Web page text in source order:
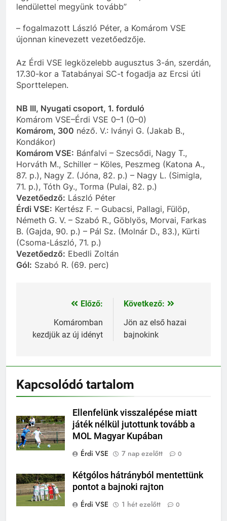
lendülettel megyünk tovább”
– fogalmazott László Péter, a Komárom VSE
újonnan kinevezett vezetőedzője.
Az Érdi VSE legközelebb augusztus 3-án, szerdán,
17.30-kor a Tatabányai SC-t fogadja az Ercsi úti
Sporttelepen.
NB III, Nyugati csoport, 1. forduló
Komárom VSE–Érdi VSE 0–1 (0–0)
Komárom, 300 néző. V.: Iványi G. (Jakab B.,
Kondákor)
Komárom VSE: Bánfalvi – Szecsődi, Nagy T.,
Horváth M., Schiller – Köles, Peszmeg (Katona A.,
87. p.), Nagy Z. (Jóna, 82. p.) – Nagy L. (Simigla,
71. p.), Tóth Gy., Torma (Pulai, 82. p.)
Vezetőedző: László Péter
Érdi VSE: Kertész F. – Gubacsi, Pallagi, Fülöp,
Németh G. V. – Szabó R., Göblyös, Morvai, Farkas
B. (Gajda, 90. p.) – Pál Sz. (Molnár D., 83.), Kürti
(Csoma-László, 71. p.)
Vezetőedző: Ebedli Zoltán
Gól: Szabó R. (69. perc)
Bejegyzés
navigáció
Előző:
Komáromban
kezdjük az új idényt
Következő:
Jön az első hazai
bajnokink
Kapcsolódó tartalom
Ellenfelünk visszalépése miatt
játék nélkül jutottunk tovább a
MOL Magyar Kupában
Érdi VSE
7 nap ezelőtt 0
Kétgólos hátrányból mentettünk
pontot a bajnoki rajton
Érdi VSE
1 hét ezelőtt 0